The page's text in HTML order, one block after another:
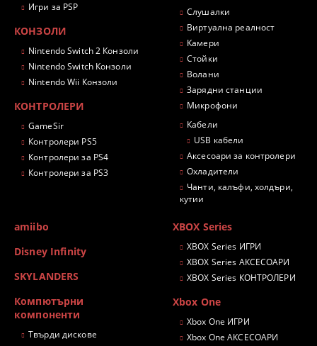
Игри за PSP
КОНЗОЛИ
Nintendo Switch 2 Конзоли
Nintendo Switch Конзоли
Nintendo Wii Конзоли
КОНТРОЛЕРИ
GameSir
Контролери PS5
Контролери за PS4
Контролери за PS3
Слушалки
Виртуална реалност
Камери
Стойки
Волани
Зарядни станции
Микрофони
Кабели
USB кабели
Аксесоари за контролери
Охладители
Чанти, калъфи, холдъри,
кутии
amiibo
Disney Infinity
SKYLANDERS
Компютърни
компоненти
Твърди дискове
XBOX Series
XBOX Series ИГРИ
XBOX Series АКСЕСОАРИ
XBOX Series КОНТРОЛЕРИ
Xbox One
Xbox One ИГРИ
Xbox One АКСЕСОАРИ